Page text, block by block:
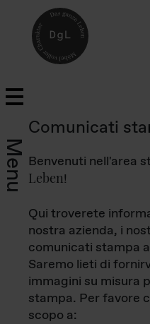
Menu
Comunicati
Benvenuti nell'area
Leben!
Qui troverete
nostra azienda, i
comunicati stampa
Saremo lieti di
immagini su misura
stampa. Per favore
scopo a: